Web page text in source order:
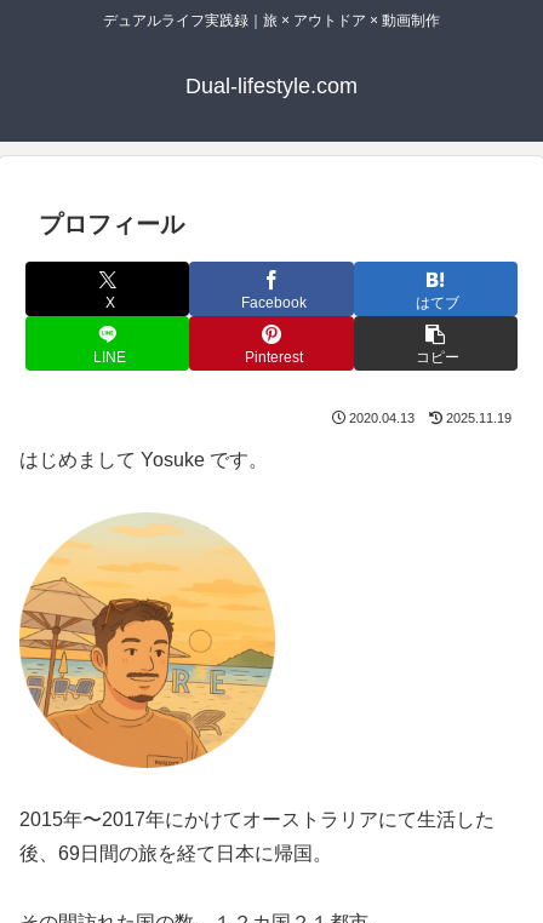
デュアルライフ実践録｜旅 × アウトドア × 動画制作
Dual-lifestyle.com
プロフィール
X Facebook はてブ
LINE Pinterest コピー
2020.04.13 2025.11.19
はじめまして Yosuke です。
2015年〜2017年にかけてオーストラリアにて生活した
後、69日間の旅を経て日本に帰国。